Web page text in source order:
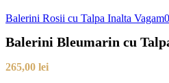
Balerini Rosii cu Talpa Inalta
Balerini Bleumarin cu
265,00 lei